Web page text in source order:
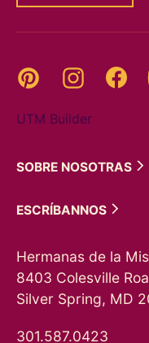
Pinterest Instagram
UTM Builder
SOBRE NOSOTRAS
ESCRÍBANNOS
Hermanas de la
8403 Colesville
Silver Spring, MD
301.587.0423